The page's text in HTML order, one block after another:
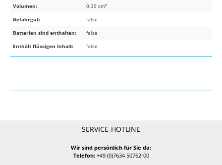
Volumen:
0.39 cm³
Gefahrgut:
false
Batterien sind enthalten:
false
Enthält flüssigen Inhalt:
false
SERVICE-HOTLINE
Wir sind persönlich für Sie da:
Telefon:+49 (0)7634 50762-00